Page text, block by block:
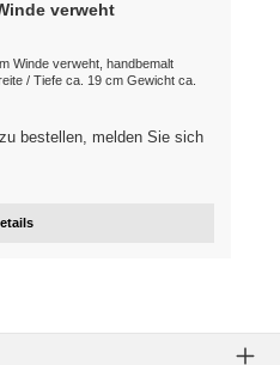
verweht
Winde verweht, handbemalt
/ Tiefe ca. 19 cm Gewicht ca.
bestellen, melden Sie sich